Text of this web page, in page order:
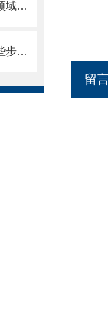
加工中心钢板防护罩的主要应用领域和产品的主要特性
加工机床钣金防护罩的时候，这些步骤是很重要的
留